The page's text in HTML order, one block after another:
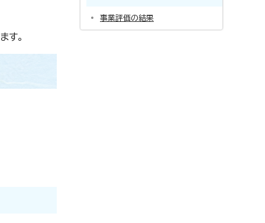
す。
事業評価の結果